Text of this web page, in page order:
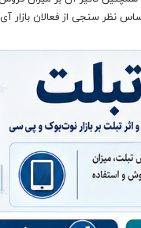
نظر سنجی از فعالان